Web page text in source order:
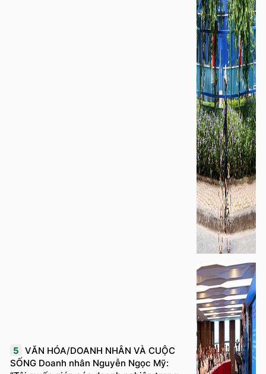
5 VĂN HÓA/DOANH NHÂN VÀ CUỘC
SỐNG Doanh nhân Nguyễn Ngọc Mỹ: